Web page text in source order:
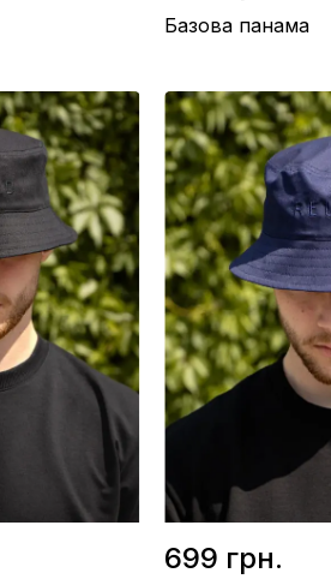
Базова панама
Матеріал / Бавовна
Виробництво / Україна
Колір / Світло-зелений
699 грн.